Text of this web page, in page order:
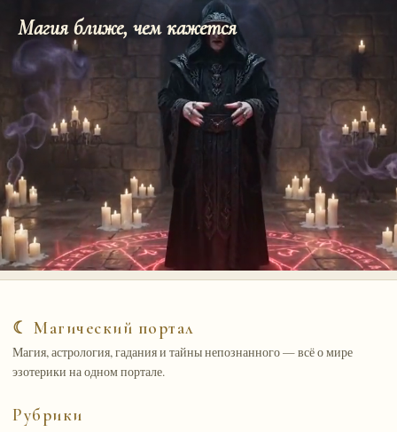
Магия ближе, чем кажется
☾ Магический портал
Магия, астрология, гадания и тайны непознанного — всё о мире
эзотерики на одном портале.
Рубрики